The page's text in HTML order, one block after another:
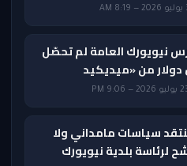
نيويورك العامة لم تحصّل
سياسات مامداني ولا
لرئاسة بلدية نيويورك